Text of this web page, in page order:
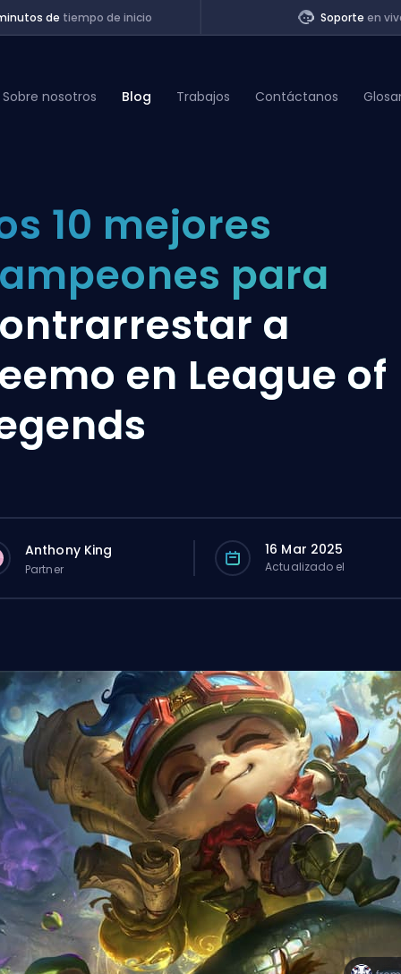
de tiempo de inicio Soporteen
Sobre nosotros Blog Trabajos Contáctanos
10 mejores
para
a
en League of
Anthony King
Partner
16 Mar 2025
Actualizado el